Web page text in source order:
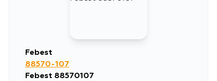
Febest
88570-107
Febest 88570107